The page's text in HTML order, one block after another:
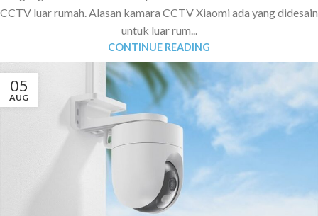
CCTV luar rumah. Alasan kamara CCTV Xiaomi ada yang didesain
untuk luar rum...
CONTINUE READING
05
AUG